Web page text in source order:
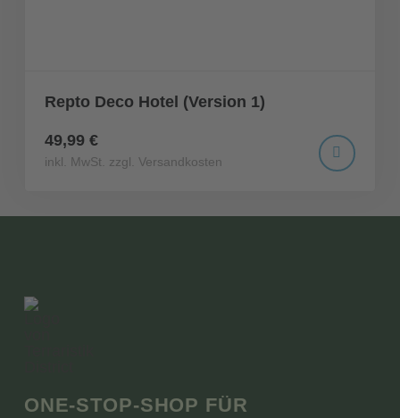
Repto Deco Hotel (Version 1)
49,99 €
inkl. MwSt. zzgl. Versandkosten
ONE-STOP-SHOP FÜR